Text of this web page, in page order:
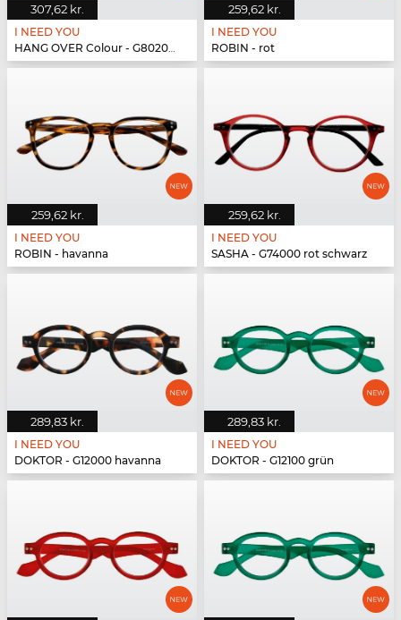
307,62 kr.
I NEED YOU
HANG OVER Colour - G80200 blau
259,62 kr.
I NEED YOU
ROBIN - rot
259,62 kr.
I NEED YOU
ROBIN - havanna
259,62 kr.
I NEED YOU
SASHA - G74000 rot schwarz
289,83 kr.
I NEED YOU
DOKTOR - G12000 havanna
289,83 kr.
I NEED YOU
DOKTOR - G12100 grün